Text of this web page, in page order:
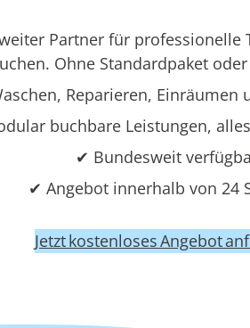
Partner für professionelle
Ohne Standardpaket
Reparieren, Einräumen
buchbare Leistungen,
✔ Bundesweit
✔ Angebot innerhalb von 24
Jetzt kostenloses Angebot